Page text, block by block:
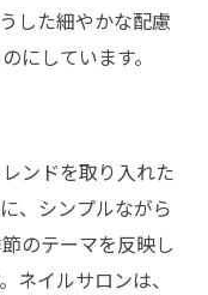
した細やかな配慮
にしています。
ンドを取り入れた
、シンプルながら
のテーマを反映し
ネイルサロンは、